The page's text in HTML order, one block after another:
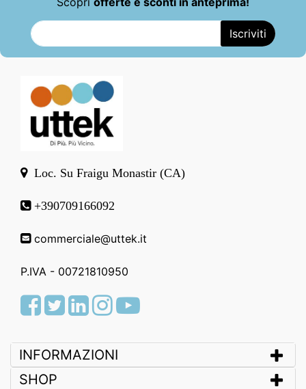
Loc. Su Fraigu Monastir (CA)
+390709166092
commerciale@uttek.it
P.IVA - 00721810950
Facebook
TwitterLinkedInInstagram
Youtube
INFORMAZIONI
SHOP